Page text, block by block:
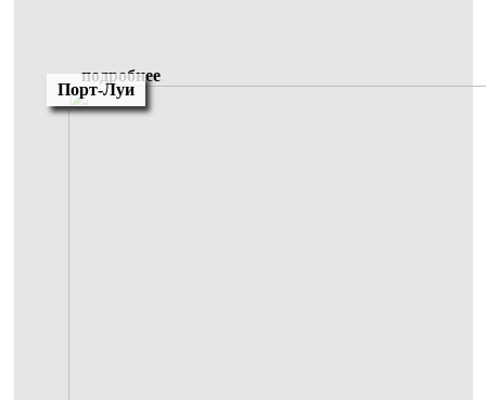
подробнее
Порт-Луи